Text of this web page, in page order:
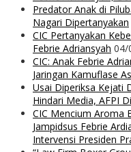
Predator Anak di
Nagari Dipertanyakan
CIC Pertanyakan
Febrie Adriansyah 04/
CIC: Anak Febrie
Jaringan Kamuflase
Usai Diperiksa Kejati
Hindari Media, AFPI
CIC Mencium Aroma
Jampidsus Febrie
Intervensi Presiden